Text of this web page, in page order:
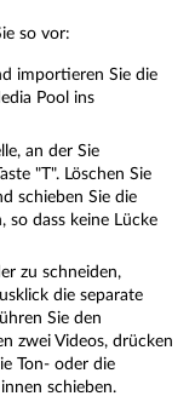
so vor:
importieren Sie die
Pool ins
an der Sie
"T". Löschen Sie
schieben Sie die
so dass keine Lücke
zu schneiden,
die separate
Sie den
zwei Videos, drücken
Ton- oder die
schieben.